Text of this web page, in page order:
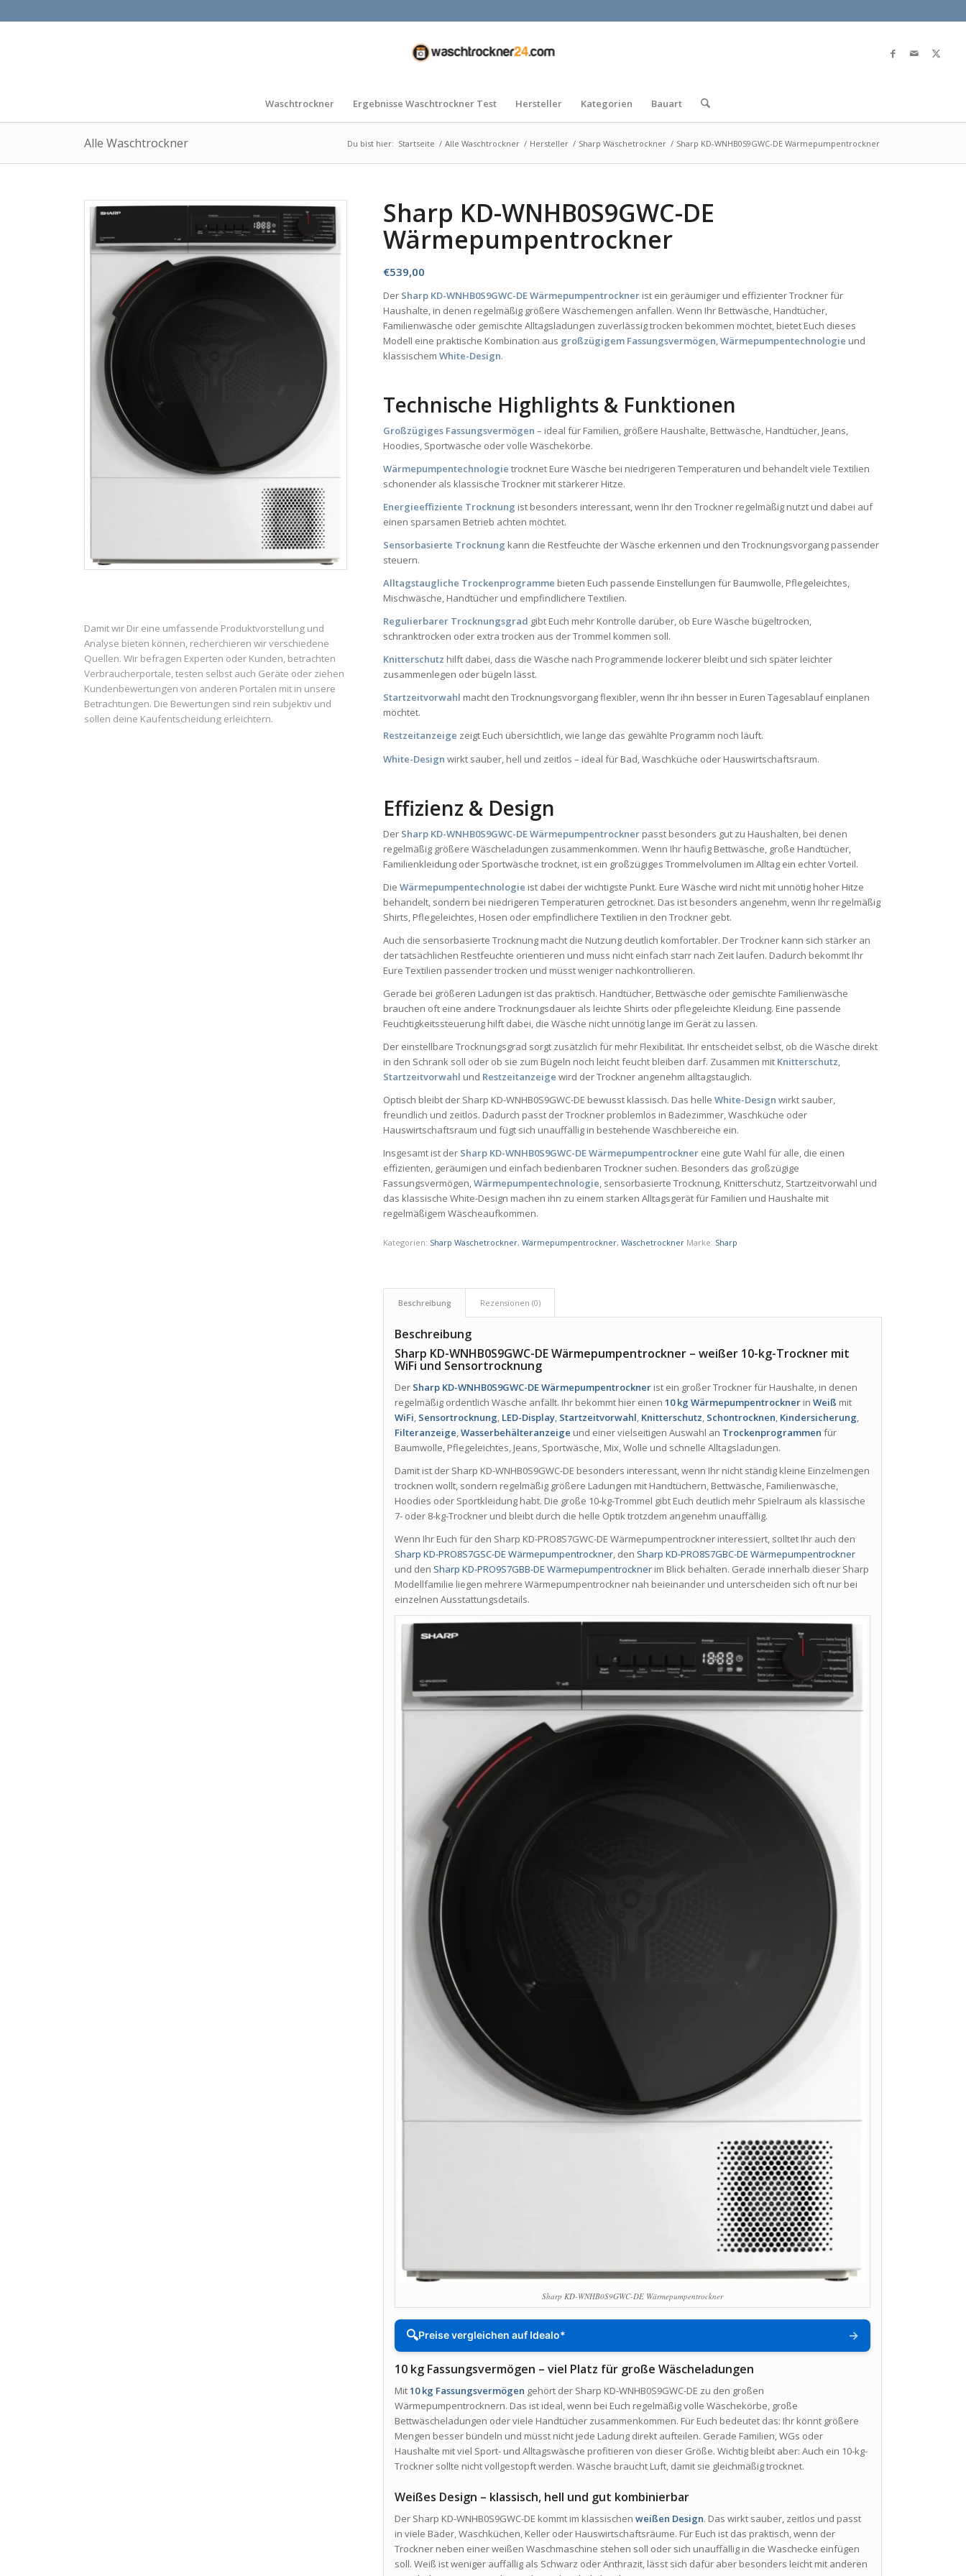
Waschtrockner Ergebnisse Waschtrockner Test Hersteller Kategorien Bauart
Alle Waschtrockner Du bist hier: Startseite / Alle Waschtrockner / Hersteller / Sharp Wäschetrockner / Sharp KD-WNHB0S9GWC-DE Wärmepumpentrockner
Damit wir Dir eine umfassende Produktvorstellung und
Analyse bieten können, recherchieren wir verschiedene
Quellen. Wir befragen Experten oder Kunden, betrachten
Verbraucherportale, testen selbst auch Geräte oder ziehen
Kundenbewertungen von anderen Portalen mit in unsere
Betrachtungen. Die Bewertungen sind rein subjektiv und
sollen deine Kaufentscheidung erleichtern.
Sharp KD-WNHB0S9GWC-DE
Wärmepumpentrockner
€539,00
Der Sharp KD-WNHB0S9GWC-DE Wärmepumpentrockner ist ein geräumiger und effizienter Trockner für
Haushalte, in denen regelmäßig größere Wäschemengen anfallen. Wenn Ihr Bettwäsche, Handtücher,
Familienwäsche oder gemischte Alltagsladungen zuverlässig trocken bekommen möchtet, bietet Euch dieses
Modell eine praktische Kombination aus großzügigem Fassungsvermögen,Wärmepumpentechnologie und
klassischemWhite-Design.
Technische Highlights & Funktionen
Großzügiges Fassungsvermögen – ideal für Familien, größere Haushalte, Bettwäsche, Handtücher, Jeans,
Hoodies, Sportwäsche oder volle Wäschekörbe.
Wärmepumpentechnologie trocknet Eure Wäsche bei niedrigeren Temperaturen und behandelt viele Textilien
schonender als klassische Trockner mit stärkerer Hitze.
Energieeffiziente Trocknung ist besonders interessant, wenn Ihr den Trockner regelmäßig nutzt und dabei auf
einen sparsamen Betrieb achten möchtet.
Sensorbasierte Trocknung kann die Restfeuchte der Wäsche erkennen und den Trocknungsvorgang passender
steuern.
Alltagstaugliche Trockenprogramme bieten Euch passende Einstellungen für Baumwolle, Pflegeleichtes,
Mischwäsche, Handtücher und empfindlichere Textilien.
Regulierbarer Trocknungsgrad gibt Euch mehr Kontrolle darüber, ob Eure Wäsche bügeltrocken,
schranktrocken oder extra trocken aus der Trommel kommen soll.
Knitterschutz hilft dabei, dass die Wäsche nach Programmende lockerer bleibt und sich später leichter
zusammenlegen oder bügeln lässt.
Startzeitvorwahl macht den Trocknungsvorgang flexibler, wenn Ihr ihn besser in Euren Tagesablauf einplanen
möchtet.
Restzeitanzeige zeigt Euch übersichtlich, wie lange das gewählte Programm noch läuft.
White-Design wirkt sauber, hell und zeitlos – ideal für Bad, Waschküche oder Hauswirtschaftsraum.
Effizienz & Design
Der Sharp KD-WNHB0S9GWC-DE Wärmepumpentrockner passt besonders gut zu Haushalten, bei denen
regelmäßig größere Wäscheladungen zusammenkommen. Wenn Ihr häufig Bettwäsche, große Handtücher,
Familienkleidung oder Sportwäsche trocknet, ist ein großzügiges Trommelvolumen im Alltag ein echter Vorteil.
DieWärmepumpentechnologie ist dabei der wichtigste Punkt. Eure Wäsche wird nicht mit unnötig hoher Hitze
behandelt, sondern bei niedrigeren Temperaturen getrocknet. Das ist besonders angenehm, wenn Ihr regelmäßig
Shirts, Pflegeleichtes, Hosen oder empfindlichere Textilien in den Trockner gebt.
Auch die sensorbasierte Trocknung macht die Nutzung deutlich komfortabler. Der Trockner kann sich stärker an
der tatsächlichen Restfeuchte orientieren und muss nicht einfach starr nach Zeit laufen. Dadurch bekommt Ihr
Eure Textilien passender trocken und müsst weniger nachkontrollieren.
Gerade bei größeren Ladungen ist das praktisch. Handtücher, Bettwäsche oder gemischte Familienwäsche
brauchen oft eine andere Trocknungsdauer als leichte Shirts oder pflegeleichte Kleidung. Eine passende
Feuchtigkeitssteuerung hilft dabei, die Wäsche nicht unnötig lange im Gerät zu lassen.
Der einstellbare Trocknungsgrad sorgt zusätzlich für mehr Flexibilität. Ihr entscheidet selbst, ob die Wäsche direkt
in den Schrank soll oder ob sie zum Bügeln noch leicht feucht bleiben darf. Zusammen mit Knitterschutz,
Startzeitvorwahl und Restzeitanzeige wird der Trockner angenehm alltagstauglich.
Optisch bleibt der Sharp KD-WNHB0S9GWC-DE bewusst klassisch. Das helleWhite-Design wirkt sauber,
freundlich und zeitlos. Dadurch passt der Trockner problemlos in Badezimmer, Waschküche oder
Hauswirtschaftsraum und fügt sich unauffällig in bestehende Waschbereiche ein.
Insgesamt ist der Sharp KD-WNHB0S9GWC-DE Wärmepumpentrockner eine gute Wahl für alle, die einen
effizienten, geräumigen und einfach bedienbaren Trockner suchen. Besonders das großzügige
Fassungsvermögen,Wärmepumpentechnologie, sensorbasierte Trocknung, Knitterschutz, Startzeitvorwahl und
das klassische White-Design machen ihn zu einem starken Alltagsgerät für Familien und Haushalte mit
regelmäßigem Wäscheaufkommen.
Kategorien: Sharp Wäschetrockner,Wärmepumpentrockner,Wäschetrockner Marke: Sharp
Beschreibung Rezensionen (0)
Beschreibung
Sharp KD-WNHB0S9GWC-DE Wärmepumpentrockner – weißer 10-kg-Trockner mit
WiFi und Sensortrocknung
Der Sharp KD-WNHB0S9GWC-DE Wärmepumpentrockner ist ein großer Trockner für Haushalte, in denen
regelmäßig ordentlich Wäsche anfällt. Ihr bekommt hier einen10 kg Wärmepumpentrockner inWeiß mit
WiFi, Sensortrocknung, LED-Display, Startzeitvorwahl, Knitterschutz, Schontrocknen, Kindersicherung,
Filteranzeige,Wasserbehälteranzeige und einer vielseitigen Auswahl an Trockenprogrammen für
Baumwolle, Pflegeleichtes, Jeans, Sportwäsche, Mix, Wolle und schnelle Alltagsladungen.
Damit ist der Sharp KD-WNHB0S9GWC-DE besonders interessant, wenn Ihr nicht ständig kleine Einzelmengen
trocknen wollt, sondern regelmäßig größere Ladungen mit Handtüchern, Bettwäsche, Familienwäsche,
Hoodies oder Sportkleidung habt. Die große 10-kg-Trommel gibt Euch deutlich mehr Spielraum als klassische
7- oder 8-kg-Trockner und bleibt durch die helle Optik trotzdem angenehm unauffällig.
Wenn Ihr Euch für den Sharp KD-PRO8S7GWC-DE Wärmepumpentrockner interessiert, solltet Ihr auch den
Sharp KD-PRO8S7GSC-DE Wärmepumpentrockner, den Sharp KD-PRO8S7GBC-DE Wärmepumpentrockner
und den Sharp KD-PRO9S7GBB-DE Wärmepumpentrockner im Blick behalten. Gerade innerhalb dieser Sharp
Modellfamilie liegen mehrere Wärmepumpentrockner nah beieinander und unterscheiden sich oft nur bei
einzelnen Ausstattungsdetails.
Sharp KD-WNHB0S9GWC-DE Wärmepumpentrockner
🔍Preise vergleichen auf Idealo* →
10 kg Fassungsvermögen – viel Platz für große Wäscheladungen
Mit10 kg Fassungsvermögen gehört der Sharp KD-WNHB0S9GWC-DE zu den großen
Wärmepumpentrocknern. Das ist ideal, wenn bei Euch regelmäßig volle Wäschekörbe, große
Bettwäscheladungen oder viele Handtücher zusammenkommen. Für Euch bedeutet das: Ihr könnt größere
Mengen besser bündeln und müsst nicht jede Ladung direkt aufteilen. Gerade Familien, WGs oder
Haushalte mit viel Sport- und Alltagswäsche profitieren von dieser Größe. Wichtig bleibt aber: Auch ein 10-kg-
Trockner sollte nicht vollgestopft werden. Wäsche braucht Luft, damit sie gleichmäßig trocknet.
Weißes Design – klassisch, hell und gut kombinierbar
Der Sharp KD-WNHB0S9GWC-DE kommt im klassischenweißen Design. Das wirkt sauber, zeitlos und passt
in viele Bäder, Waschküchen, Keller oder Hauswirtschaftsräume. Für Euch ist das praktisch, wenn der
Trockner neben einer weißen Waschmaschine stehen soll oder sich unauffällig in die Waschecke einfügen
soll. Weiß ist weniger auffällig als Schwarz oder Anthrazit, lässt sich dafür aber besonders leicht mit anderen